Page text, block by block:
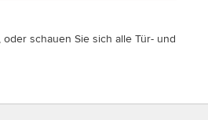
schauen Sie sich alle Tür- und